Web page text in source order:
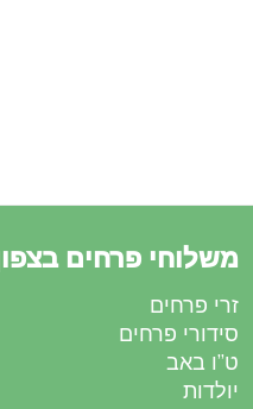
משלוחי פרחים
זרי פרחים
סידורי פרחים
ט”ו באב
יולדות